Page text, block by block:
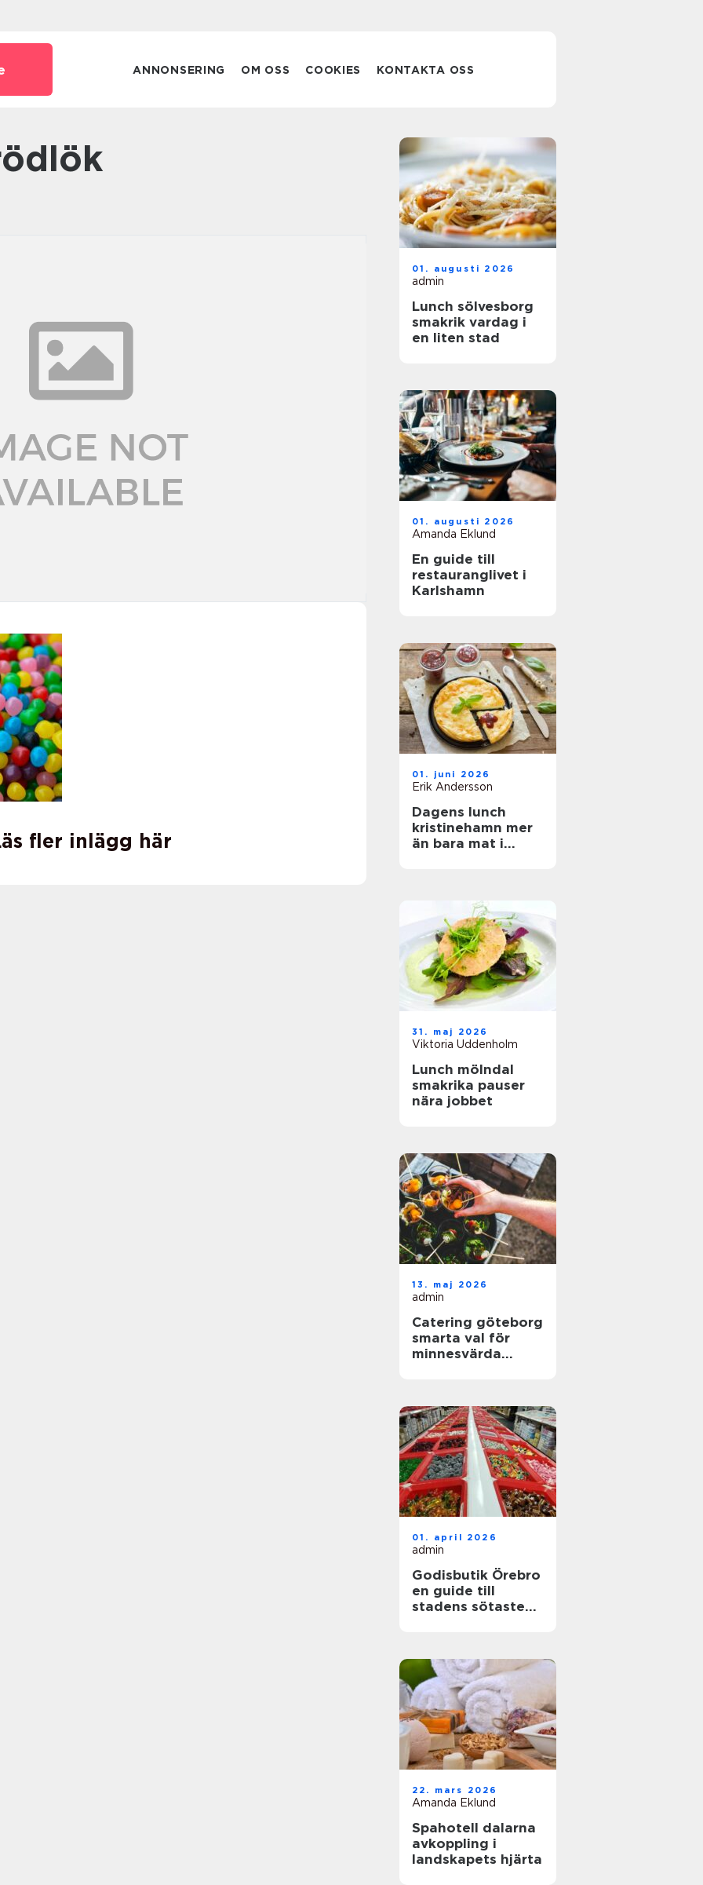
ANNONSERING OM OSS COOKIES KONTAKTA OSS
fler inlägg här
01. augusti 2026
admin
Lunch sölvesborg
smakrik vardag i
en liten stad
01. augusti 2026
Amanda Eklund
En guide till
restauranglivet i
Karlshamn
01. juni 2026
Erik Andersson
Dagens lunch
kristinehamn mer
än bara mat i
31. maj 2026
Viktoria Uddenholm
Lunch mölndal
smakrika pauser
nära jobbet
13. maj 2026
admin
Catering göteborg
smarta val för
minnesvärda
01. april 2026
admin
Godisbutik Örebro
en guide till
stadens sötaste
22. mars 2026
Amanda Eklund
Spahotell dalarna
avkoppling i
landskapets hjärta